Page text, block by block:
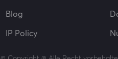
Blog
IP Policy